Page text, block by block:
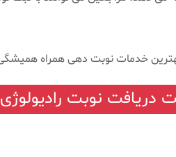
بهترین خدمات نوبت دهی همراه
دریافت نوبت